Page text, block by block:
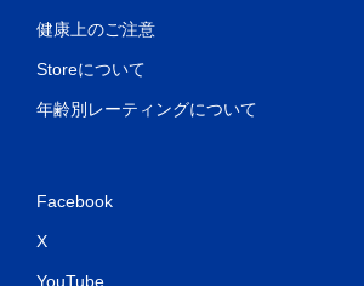
健康上のご注意
Storeについて
年齢別レーティングについて
Facebook
X
YouTube